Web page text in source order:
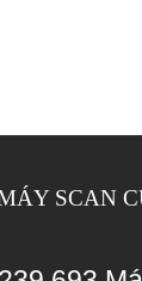
SCAN